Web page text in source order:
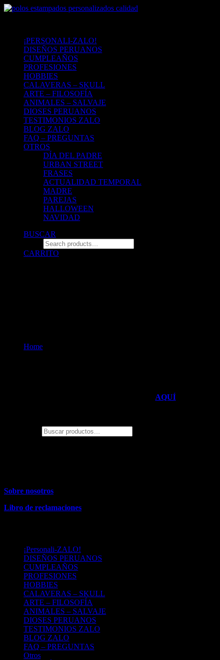
¡PERSONALI-ZALO!
DISEÑOS PERUANOS
CUMPLEAÑOS
PROFESIONES
HOBBIES
CALAVERAS – SKULL
ARTE – FILOSOFÍA
ANIMALES – SALVAJE
DIOSES PERUANOS
TESTIMONIOS ZALO
BLOG ZALO
FAQ – PREGUNTAS
OTROS
DÍA DEL PADRE
URBAN STREET
FRASES
ACTUALIDAD TEMPORAL
MADRE
PAREJAS
HALLOWEEN
NAVIDAD
BUSCAR
CARRITO
Home
AQUÍ
Sobre nosotros
Libro de reclamaciones
¡Personali-ZALO!
DISEÑOS PERUANOS
CUMPLEAÑOS
PROFESIONES
HOBBIES
CALAVERAS – SKULL
ARTE – FILOSOFÍA
ANIMALES – SALVAJE
DIOSES PERUANOS
TESTIMONIOS ZALO
BLOG ZALO
FAQ – PREGUNTAS
Otros